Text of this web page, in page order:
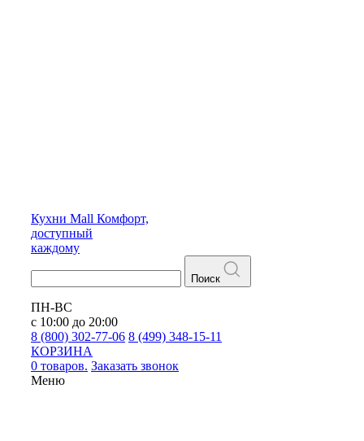
Кухни Mall Комфорт,
доступный
каждому
Поиск
ПН-ВС
с 10:00 до 20:00
8 (800) 302-77-06 8 (499) 348-15-11
КОРЗИНА
0 товаров. Заказать звонок
Меню